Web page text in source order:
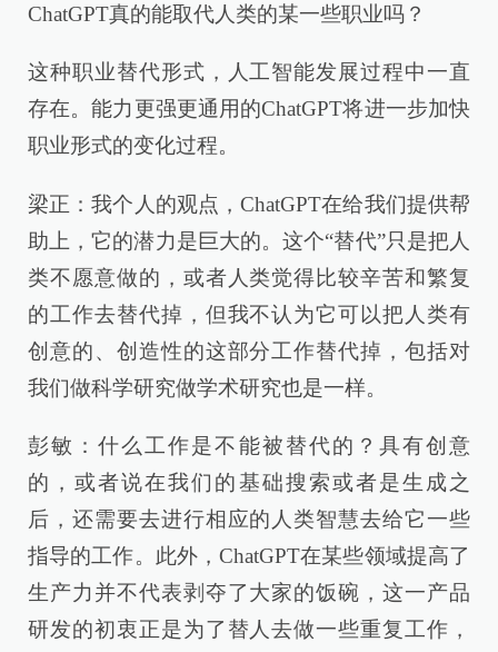
ChatGPT真的能取代人类的某一些职业吗？
这种职业替代形式，人工智能发展过程中一直
存在。能力更强更通用的ChatGPT将进一步加快
职业形式的变化过程。
梁正：我个人的观点，ChatGPT在给我们提供帮
助上，它的潜力是巨大的。这个“替代”只是把人
类不愿意做的，或者人类觉得比较辛苦和繁复
的工作去替代掉，但我不认为它可以把人类有
创意的、创造性的这部分工作替代掉，包括对
我们做科学研究做学术研究也是一样。
彭敏：什么工作是不能被替代的？具有创意
的，或者说在我们的基础搜索或者是生成之
后，还需要去进行相应的人类智慧去给它一些
指导的工作。此外，ChatGPT在某些领域提高了
生产力并不代表剥夺了大家的饭碗，这一产品
研发的初衷正是为了替人去做一些重复工作，